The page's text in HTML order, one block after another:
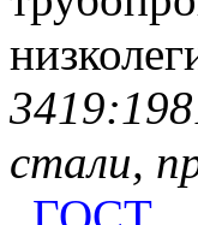
стали,